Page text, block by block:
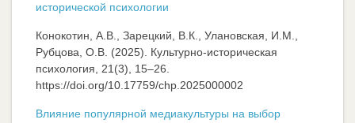
исторической психологии
Конокотин, А.В., Зарецкий, В.К., Улановская, И.М.,
Рубцова, О.В. (2025). Культурно-историческая
психология, 21(3), 15–26.
https://doi.org/10.17759/chp.2025000002
Влияние популярной медиакультуры на выбор